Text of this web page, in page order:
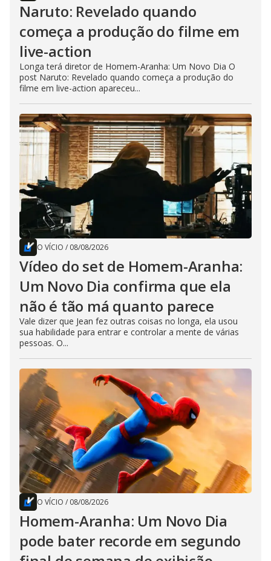
Naruto: Revelado quando
começa a produção do filme em
live-action
Longa terá diretor de Homem-Aranha: Um Novo Dia O
post Naruto: Revelado quando começa a produção do
filme em live-action apareceu...
O VÍCIO / 08/08/2026
Vídeo do set de Homem-Aranha:
Um Novo Dia confirma que ela
não é tão má quanto parece
Vale dizer que Jean fez outras coisas no longa, ela usou
sua habilidade para entrar e controlar a mente de várias
pessoas. O...
O VÍCIO / 08/08/2026
Homem-Aranha: Um Novo Dia
pode bater recorde em segundo